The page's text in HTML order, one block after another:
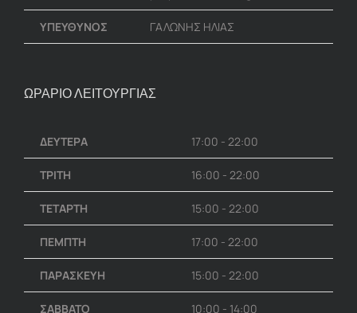
ΥΠΕΥΘΥΝΟΣ ΓΑΛΩΝΗΣ ΗΛΙΑΣ
ΩΡΑΡΙΟ ΛΕΙΤΟΥΡΓΙΑΣ
ΔΕΥΤΕΡΑ 17:00 - 22:00
ΤΡΙΤΗ 16:00 - 22:00
ΤΕΤΑΡΤΗ 15:00 - 22:00
ΠΕΜΠΤΗ 17:00 - 22:00
ΠΑΡΑΣΚΕΥΗ 15:00 - 22:00
ΣΑΒΒΑΤΟ 10:00 - 14:00